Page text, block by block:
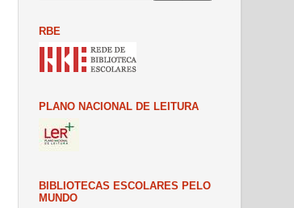
RBE
PLANO NACIONAL DE LEITURA
BIBLIOTECAS ESCOLARES PELO
MUNDO